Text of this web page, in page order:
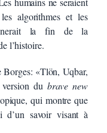
algorithmes et les
la fin de la
l’histoire.
Borges: «Tlön, Uqbar,
du brave new
qui montre que
d’un savoir visant à